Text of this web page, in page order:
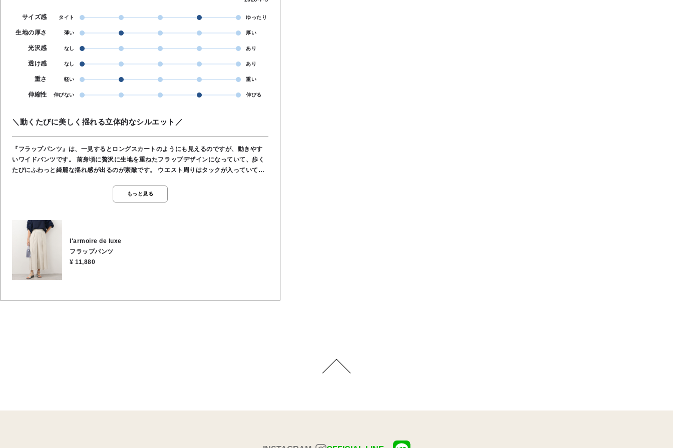
サイズ感 タイト ゆったり
生地の厚さ 薄い 厚い
光沢感 なし あり
透け感 なし あり
重さ 軽い 重い
伸縮性 伸びない 伸びる
＼動くたびに美しく揺れる立体的なシルエット／
『フラップパンツ』は、一見するとロングスカートのようにも見えるのですが、動きやす
いワイドパンツです。 前身頃に贅沢に生地を重ねたフラップデザインになっていて、歩く
たびにふわっと綺麗な揺れ感が出るのが素敵です。 ウエスト周りはタックが入っていてす
ちょっとしたお出かけやお仕事用としても大活躍してくれます。 ★ウエスト 64cm ★股上
ウエスト 後ろゴム ●ポケット あり ●手洗い可能 ●ポリエステル50％, 綿37％, ナイロン
もっと見る
l'armoire de luxe
フラップパンツ
¥ 11,880